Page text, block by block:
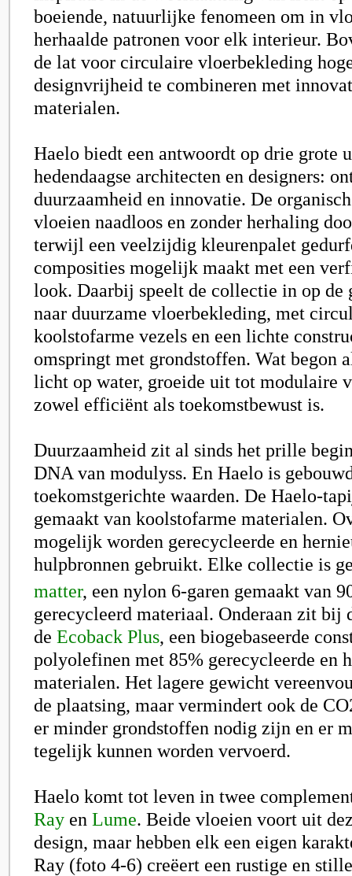
boeiende, natuurlijke fenomeen om in
herhaalde patronen voor elk interieur.
de lat voor circulaire vloerbekleding
designvrijheid te combineren met
materialen.
Haelo biedt een antwoordt op drie grote
hedendaagse architecten en designers:
duurzaamheid en innovatie. De
vloeien naadloos en zonder herhaling
terwijl een veelzijdig kleurenpalet
composities mogelijk maakt met een
look. Daarbij speelt de collectie in op de
naar duurzame vloerbekleding, met
koolstofarme vezels en een lichte
omspringt met grondstoffen. Wat begon
licht op water, groeide uit tot modulaire
zowel efficiënt als toekomstbewust is.
Duurzaamheid zit al sinds het prille
DNA van modulyss. En Haelo is
toekomstgerichte waarden. De Haelo-
gemaakt van koolstofarme materialen.
mogelijk worden gerecycleerde en
hulpbronnen gebruikt. Elke collectie is
matter, een nylon 6-garen gemaakt van
gerecycleerd materiaal. Onderaan zit bij
de Ecoback Plus, een biogebaseerde
polyolefinen met 85% gerecycleerde en
materialen. Het lagere gewicht
de plaatsing, maar vermindert ook de
er minder grondstoffen nodig zijn en er
tegelijk kunnen worden vervoerd.
Haelo komt tot leven in twee
Ray en Lume. Beide vloeien voort uit
design, maar hebben elk een eigen
Ray (foto 4-6) creëert een rustige en